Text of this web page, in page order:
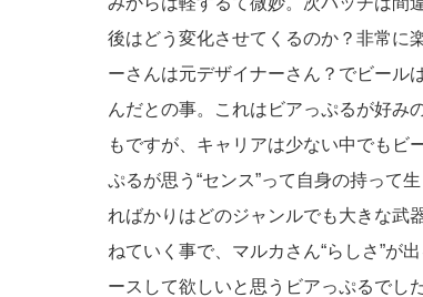
後はどう変化させてくるのか？非常に
ーさんは元デザイナーさん？でビール
んだとの事。これはビアっぷるが好み
もですが、キャリアは少ない中でもビ
ぷるが思う“センス”って自身の持って
ればかりはどのジャンルでも大きな武
ねていく事で、マルカさん“らしさ”が
ースして欲しいと思うビアっぷるでした